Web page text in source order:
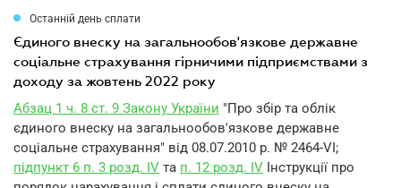
Останній день сплати
єдиного внеску на загальнообов'язкове державне
соціальне страхування гірничими підприємствами з
доходу за жовтень 2022 року
Абзац 1 ч. 8 ст. 9 Закону України "Про збір та облік
єдиного внеску на загальнообов'язкове державне
соціальне страхування" від 08.07.2010 р. № 2464-VI;
підпункт 6 п. 3 розд. IV та п. 12 розд. IV Інструкції про